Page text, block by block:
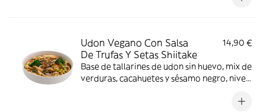
Udon Vegano Con Salsa
De Trufas Y Setas Shiitake
14,90 €
Base de tallarines de udon sin huevo, mix de
verduras, cacahuetes y sésamo negro, nivel